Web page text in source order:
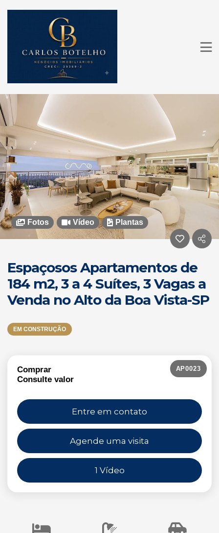
Fotos Vídeo Plantas
Espaçosos Apartamentos de
184 m2, 3 a 4 Suítes, 3 Vagas a
Venda no Alto da Boa Vista-SP
EM CONSTRUÇÃO
AP0023
Comprar
Consulte valor
Entre em contato
Agende uma visita
1 Vídeo